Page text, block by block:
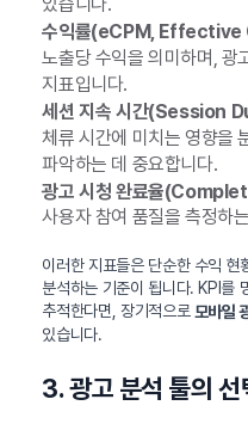
수익률(eCPM,
노출당 수익을 의미하며, 광
지표입니다.
세션 지속 시간(Session
체류 시간에 미치는 영향을
파악하는 데 중요합니다.
광고 시청 완료율
사용자 참여 품질을 측정하
이러한 지표들은 단순한 수익 현
분석하는 기준이 됩니다. KPI를
추적한다면, 장기적으로모바일
있습니다.
3. 광고 분석 툴의